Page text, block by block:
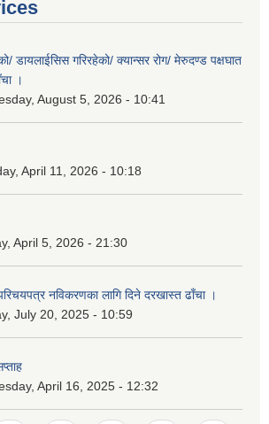
डायलाईसिस गरिरहेको/ क्यान्सर रोग/ मेरुदण्ड पक्षघात
।
August 5, 2026 - 10:41
April 11, 2026 - 10:18
April 5, 2026 - 21:30
परिचयपत्र नविकरणका लागि दिने दरखास्त ढाँचा ।
July 20, 2025 - 10:59
April 16, 2025 - 12:32